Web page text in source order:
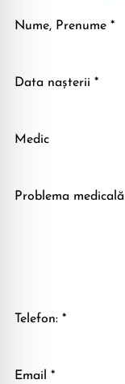
Nume, Prenume *
Data naşterii *
Medic
Problema medicală
Telefon: *
Email *